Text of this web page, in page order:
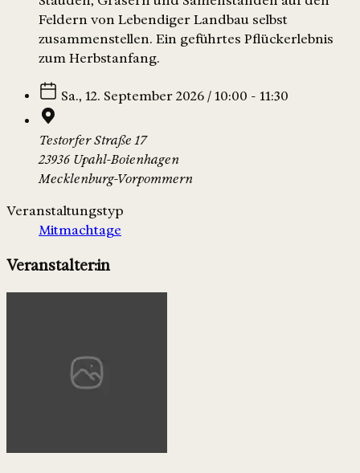
Feldern von Lebendiger Landbau selbst
zusammenstellen. Ein geführtes Pflückerlebnis
zum Herbstanfang.
Sa., 12. September 2026 / 10:00 - 11:30
Testorfer Straße 17
23936 Upahl-Boienhagen
Mecklenburg-Vorpommern
Veranstaltungstyp
Mitmachtage
Veranstalter:in